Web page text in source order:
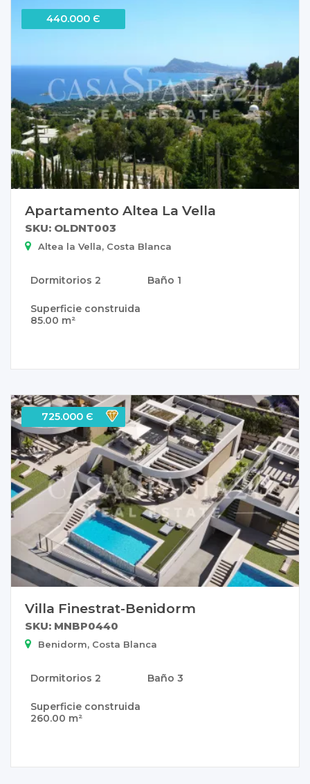
440.000 Є
Apartamento Altea La Vella
SKU: OLDNT003
Altea la Vella, Costa Blanca
Dormitorios 2 Baño 1
Superficie construida
85.00 m²
725.000 Є
Villa Finestrat-Benidorm
SKU: MNBP0440
Benidorm, Costa Blanca
Dormitorios 2 Baño3
Superficie construida
260.00 m²